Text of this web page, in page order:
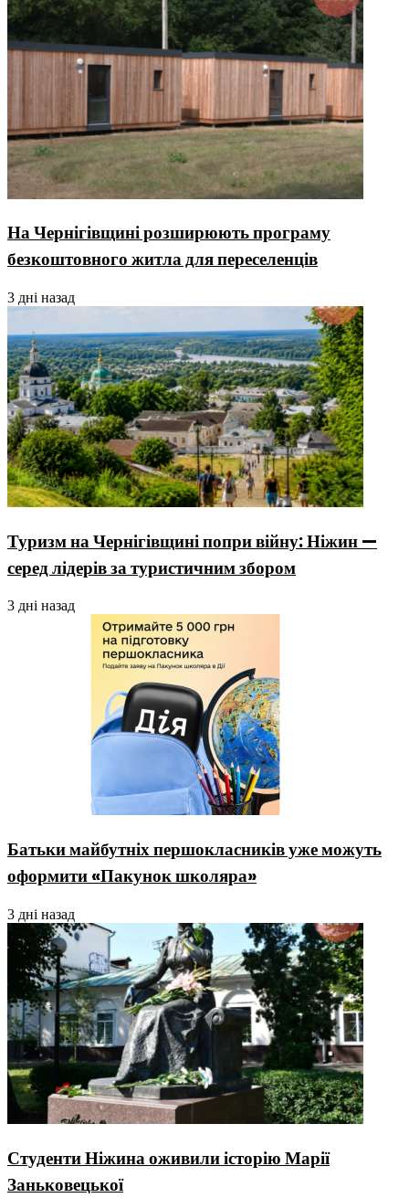
На Чернігівщині розширюють програму
безкоштовного житла для переселенців
3 дні назад
Туризм на Чернігівщині попри війну: Ніжин —
серед лідерів за туристичним збором
3 дні назад
Батьки майбутніх першокласників уже можуть
оформити «Пакунок школяра»
3 дні назад
Студенти Ніжина оживили історію Марії
Заньковецької